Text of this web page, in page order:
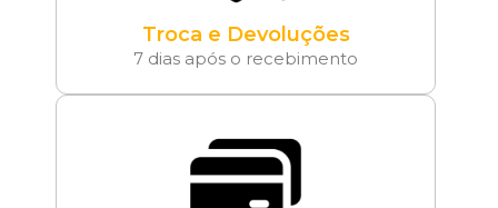
Troca e Devoluções
7 dias após o recebimento